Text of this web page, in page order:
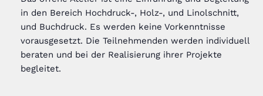
in den Bereich Hochdruck-, Holz-, und Linolschnitt,
und Buchdruck. Es werden keine Vorkenntnisse
vorausgesetzt. Die Teilnehmenden werden individuell
beraten und bei der Realisierung ihrer Projekte
begleitet.